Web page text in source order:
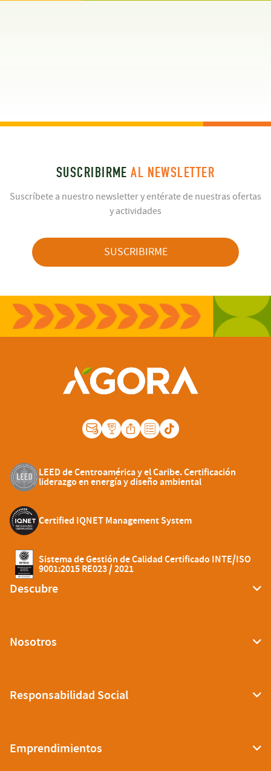
SUSCRIBIRMEAL NEWSLETTER
Suscríbete a nuestro newsletter y entérate de nuestras ofertas
y actividades
SUSCRIBIRME
LEED de Centroamérica y el Caribe. Certificación
liderazgo en energía y diseño ambiental
Certified IQNET Management System
Sistema de Gestión de Calidad Certificado INTE/ISO
9001:2015 RE023 / 2021
Descubre
Nosotros
Responsabilidad Social
Emprendimientos